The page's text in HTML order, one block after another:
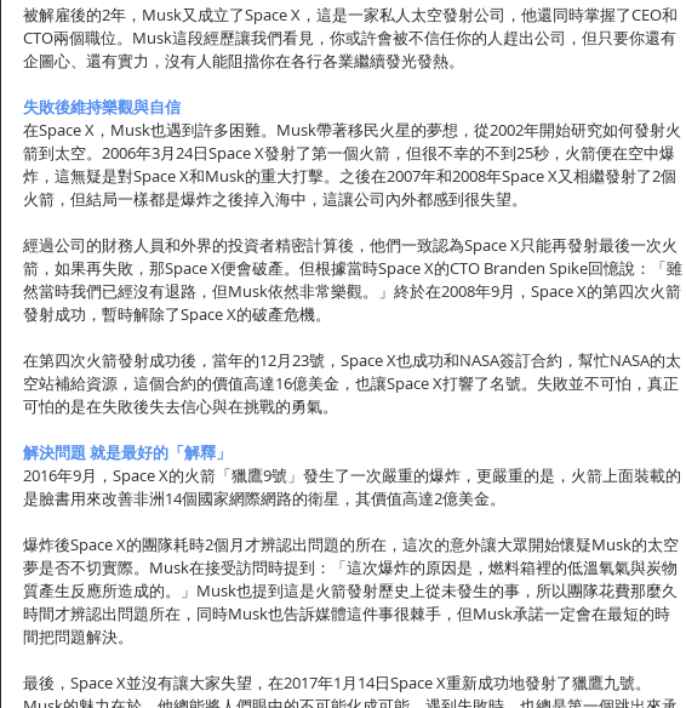
被解雇後的2年，Musk又成立了Space X，這是一家私人太空發射公司，他還同時掌握了CEO和
CTO兩個職位。Musk這段經歷讓我們看見，你或許會被不信任你的人趕出公司，但只要你還有
企圖心、還有實力，沒有人能阻擋你在各行各業繼續發光發熱。
失敗後維持樂觀與自信
在Space X，Musk也遇到許多困難。Musk帶著移民火星的夢想，從2002年開始研究如何發射火
箭到太空。2006年3月24日Space X發射了第一個火箭，但很不幸的不到25秒，火箭便在空中爆
炸，這無疑是對Space X和Musk的重大打擊。之後在2007年和2008年Space X又相繼發射了2個
火箭，但結局一樣都是爆炸之後掉入海中，這讓公司內外都感到很失望。
經過公司的財務人員和外界的投資者精密計算後，他們一致認為Space X只能再發射最後一次火
箭，如果再失敗，那Space X便會破產。但根據當時Space X的CTO Branden Spike回憶說：「雖
然當時我們已經沒有退路，但Musk依然非常樂觀。」終於在2008年9月，Space X的第四次火箭
發射成功，暫時解除了Space X的破產危機。
在第四次火箭發射成功後，當年的12月23號，Space X也成功和NASA簽訂合約，幫忙NASA的太
空站補給資源，這個合約的價值高達16億美金，也讓Space X打響了名號。失敗並不可怕，真正
可怕的是在失敗後失去信心與在挑戰的勇氣。
解決問題 就是最好的「解釋」
2016年9月，Space X的火箭「獵鷹9號」發生了一次嚴重的爆炸，更嚴重的是，火箭上面裝載的
是臉書用來改善非洲14個國家網際網路的衛星，其價值高達2億美金。
爆炸後Space X的團隊耗時2個月才辨認出問題的所在，這次的意外讓大眾開始懷疑Musk的太空
夢是否不切實際。Musk在接受訪問時提到：「這次爆炸的原因是，燃料箱裡的低溫氧氣與炭物
質產生反應所造成的。」Musk也提到這是火箭發射歷史上從未發生的事，所以團隊花費那麼久
時間才辨認出問題所在，同時Musk也告訴媒體這件事很棘手，但Musk承諾一定會在最短的時
間把問題解決。
最後，Space X並沒有讓大家失望，在2017年1月14日Space X重新成功地發射了獵鷹九號。